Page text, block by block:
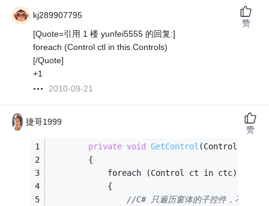
kj289907795
[Quote=引用 1 楼 yunfei5555 的回复:]
foreach (Control ctl in this.Controls)
[/Quote]
+1
2010-09-21
赞
捷哥1999
private void GetControl
        {
            foreach (Control ct in ctc)
            {
//C# 只遍历窗体的子控件，不遍历
赞